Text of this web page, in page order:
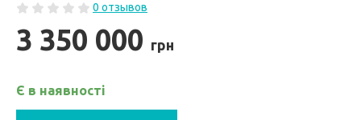
0 отзывов
3 350 000 грн
Є в наявності